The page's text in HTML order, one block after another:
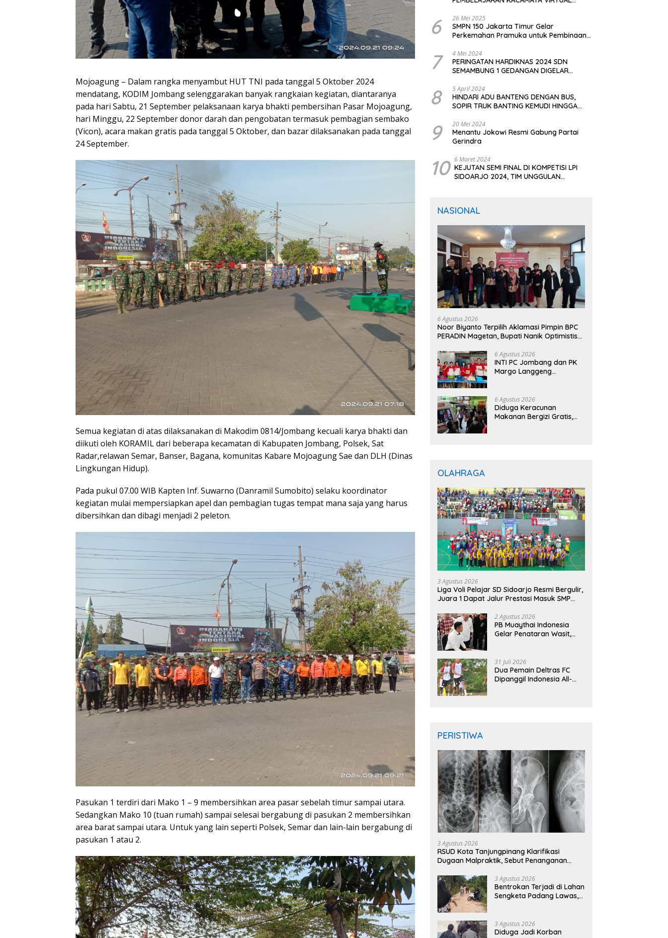
Mojoagung – Dalam rangka menyambut HUT TNI pada tanggal 5 Oktober 2024
mendatang, KODIM Jombang selenggarakan banyak rangkaian kegiatan, diantaranya
pada hari Sabtu, 21 September pelaksanaan karya bhakti pembersihan Pasar Mojoagung,
hari Minggu, 22 September donor darah dan pengobatan termasuk pembagian sembako
(Vicon), acara makan gratis pada tanggal 5 Oktober, dan bazar dilaksanakan pada tanggal
24 September.
Semua kegiatan di atas dilaksanakan di Makodim 0814/Jombang kecuali karya bhakti dan
diikuti oleh KORAMIL dari beberapa kecamatan di Kabupaten Jombang, Polsek, Sat
Radar,relawan Semar, Banser, Bagana, komunitas Kabare Mojoagung Sae dan DLH (Dinas
Lingkungan Hidup).
Pada pukul 07.00 WIB Kapten Inf. Suwarno (Danramil Sumobito) selaku koordinator
kegiatan mulai mempersiapkan apel dan pembagian tugas tempat mana saja yang harus
dibersihkan dan dibagi menjadi 2 peleton.
Pasukan 1 terdiri dari Mako 1 – 9 membersihkan area pasar sebelah timur sampai utara.
Sedangkan Mako 10 (tuan rumah) sampai selesai bergabung di pasukan 2 membersihkan
area barat sampai utara. Untuk yang lain seperti Polsek, Semar dan lain-lain bergabung di
pasukan 1 atau 2.
SERANG
6 26 Mei 2025
SMPN 150 Jakarta Timur Gelar
Perkemahan Pramuka untuk Pembinaan
7 4 Mei 2024
PERINGATAN HARDIKNAS 2024 SDN
SEMAMBUNG 1 GEDANGAN DIGELAR
8 5 April 2024
HINDARI ADU BANTENG DENGAN BUS,
SOPIR TRUK BANTING KEMUDI HINGGA
9 20 Mei 2024
Menantu Jokowi Resmi Gabung Partai
Gerindra
10 6 Maret 2024
KEJUTAN SEMI FINAL DI KOMPETISI LPI
SIDOARJO 2024, TIM UNGGULAN
NASIONAL
6 Agustus 2026
Noor Biyanto Terpilih Aklamasi Pimpin BPC
PERADIN Magetan, Bupati Nanik Optimistis
6 Agustus 2026
INTI PC Jombang dan PK
Margo Langgeng
Sediakan Makan dan
Minum Gratis untuk
Masyarakat
6 Agustus 2026
Diduga Keracunan
Makanan Bergizi Gratis,
OLAHRAGA
3 Agustus 2026
Liga Voli Pelajar SD Sidoarjo Resmi Bergulir,
Juara 1 Dapat Jalur Prestasi Masuk SMP
2 Agustus 2026
PB Muaythai Indonesia
Gelar Penataran Wasit,
31 Juli 2026
Dua Pemain Deltras FC
Dipanggil Indonesia All-
PERISTIWA
3 Agustus 2026
RSUD Kota Tanjungpinang Klarifikasi
Dugaan Malpraktik, Sebut Penanganan
3 Agustus 2026
Bentrokan Terjadi di Lahan
Sengketa Padang Lawas,
Diancam Oknum DPRD
3 Agustus 2026
Diduga Jadi Korban